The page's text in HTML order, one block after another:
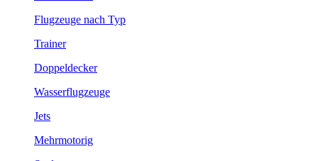
Flugzeuge nach Typ
Trainer
Doppeldecker
Wasserflugzeuge
Jets
Mehrmotorig